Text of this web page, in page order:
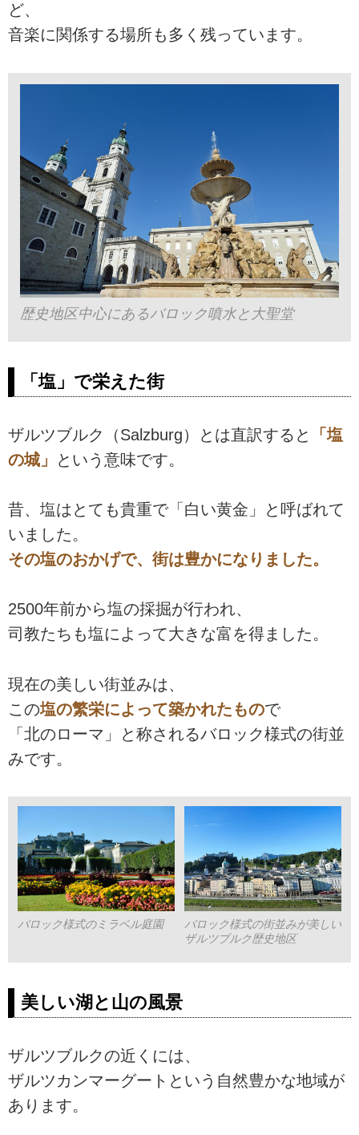
ど、
音楽に関係する場所も多く残っています。
歴史地区中心にあるバロック噴水と大聖堂
「塩」で栄えた街
ザルツブルク（Salzburg）とは直訳すると
「塩
の城」
という意味です。
昔、塩はとても貴重で「白い黄金」と呼ばれて
いました。
その塩のおかげで、街は豊かになりました。
2500年前から塩の採掘が行われ、
司教たちも塩によって大きな富を得ました。
現在の美しい街並みは、
この塩の繁栄によって築かれたもので
「北のローマ」と称されるバロック様式の街並
みです。
バロック様式の街並みが美しい
ザルツブルク歴史地区
バロック様式のミラベル庭園
美しい湖と山の風景
ザルツブルクの近くには、
ザルツカンマーグートという自然豊かな地域が
あります。